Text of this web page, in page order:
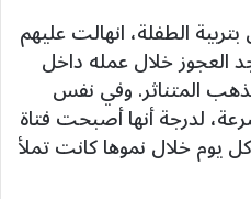
الطفلة، انهالت عليهم
العجوز خلال عمله داخل
المتناثر. وفي نفس
لدرجة أنها أصبحت فتاة
يوم خلال نموها كانت تملأ